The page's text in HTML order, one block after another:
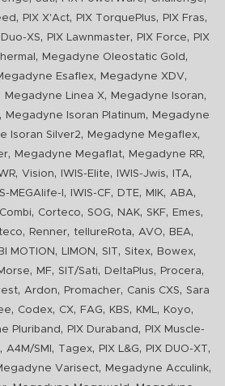
, PIX X'Act, PIX TorquePlus, PIX Fras,
Duo-XS, PIX Lawnmaster, PIX Force,
PIX
, Megadyne Oleostatic Gold ,
Esaflex, Megadyne XDV,
Megadyne Linea X, Megadyne Isoran,
, Megadyne Isoran Platinum,
Megadyne
Isoran Silver2, Megadyne Megaflex,
, Megadyne Megaflat, Megadyne RR,
, Vision, IWIS-Elite, IWIS-Jwis, ITA,
MEGAlife-I , IWIS-CF, DTE, MIK, ABA,
Combi, Corteco, SOG, NAK, SKF, Emes,
, Renner, tellureRota, AVO, BEA,
MOTION , LIMON , SIT, Sitex, Bowex,
, MF, SIT/Sati, DeltaPlus, Procera,
, Ardon, Promacher, Canis CXS, Sara
, Codex, CX, FAG, KBS, KML, Koyo,
Pluriband , PIX Duraband ,
PIX Muscle-
, A4M/SMI , Tagex, PIX L&G, PIX DUO-XT,
Varisect, Megadyne Acculink,